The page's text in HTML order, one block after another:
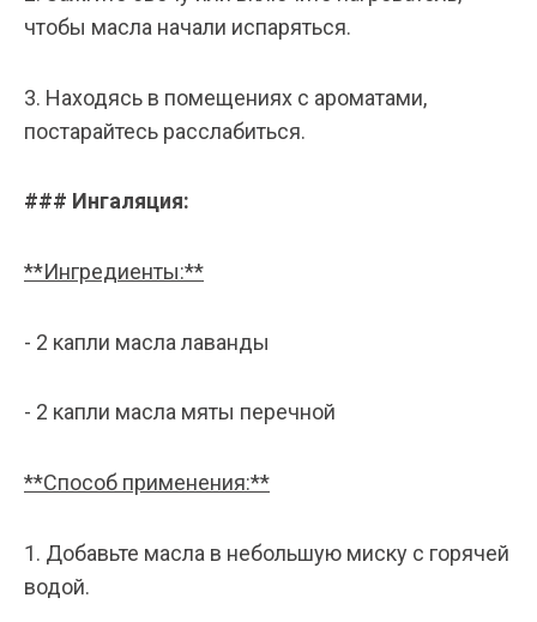
чтобы масла начали испаряться.
3. Находясь в помещениях с ароматами,
постарайтесь расслабиться.
### Ингаляция:
**Ингредиенты:**
- 2 капли масла лаванды
- 2 капли масла мяты перечной
**Способ применения:**
1. Добавьте масла в небольшую миску с горячей
водой.